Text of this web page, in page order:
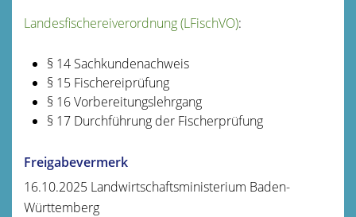
Landesfischereiverordnung (LFischVO):
§ 14Sachkundenachweis
§ 15 Fischereiprüfung
§ 16 Vorbereitungslehrgang
§ 17 Durchführung der Fischerprüfung
Freigabevermerk
16.10.2025 Landwirtschaftsministerium Baden-
Württemberg